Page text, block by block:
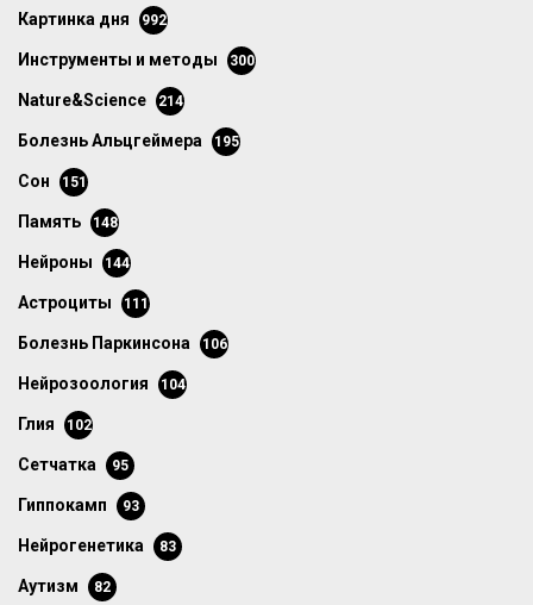
картинка дня 992
инструменты и методы 300
Nature&Science 214
болезнь Альцгеймера 195
сон 151
память 148
нейроны 144
астроциты 111
болезнь Паркинсона 106
нейрозоология 104
глия 102
сетчатка 95
гиппокамп 93
нейрогенетика 83
аутизм 82